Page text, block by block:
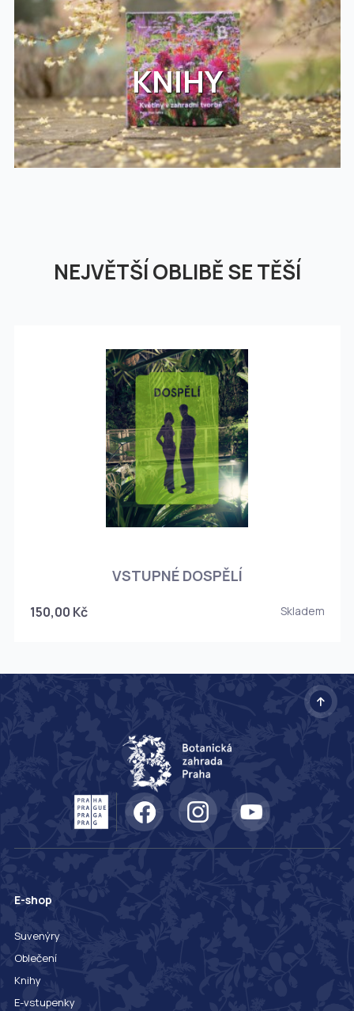
KNIHY
NEJVĚTŠÍ OBLIBĚ SE TĚŠÍ
VSTUPNÉ DOSPĚLÍ
150,00 Kč Skladem
E-shop
Suvenýry
Oblečení
Knihy
E-vstupenky